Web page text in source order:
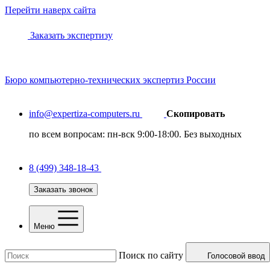
Перейти наверх сайта
Заказать экспертизу
Бюро компьютерно-технических экспертиз России
info@expertiza-computers.ru
Скопировать
по всем вопросам: пн-вск 9:00-18:00. Без выходных
8 (499) 348-18-43
Заказать звонок
Меню
Поиск по сайту Голосовой ввод